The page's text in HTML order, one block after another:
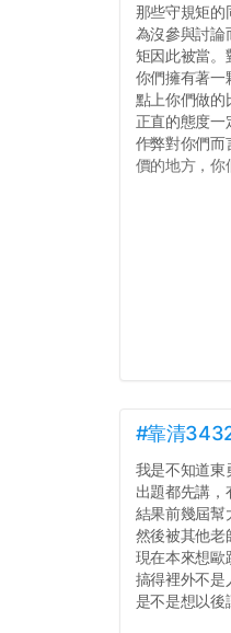
那些守規矩的
為沒參與討論
矩因此被當。
你們擁有著一
點上你們做的
正直的態度
作弊對你們而
價的地方，你
#靠清
我是不知道東
出題都先講
結果前幾屆幫
然後被其他老
現在本來想歐
搞得裡外不是
是不是想以後